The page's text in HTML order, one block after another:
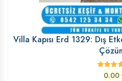
Villa Kapısı Erd 1329: Dış
0.00